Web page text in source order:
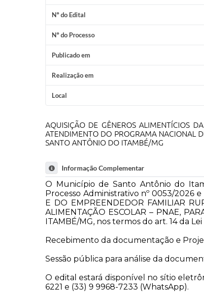
Nº do Edital
Nº do Processo
Publicado em
Realização em
Local
AQUISIÇÃO DE GÊNEROS ALIMENTÍCIOS
ATENDIMENTO DO PROGRAMA NACIONAL
SANTO ANTÔNIO DO ITAMBÉ/MG
Informação Complementar
O Município de Santo Antônio do
Processo Administrativo nº 0053/2026 e
E DO EMPREENDEDOR FAMILIAR
ALIMENTAÇÃO ESCOLAR – PNAE,
ITAMBÉ/MG, nos termos do art. 14 da
Recebimento da documentação e
Sessão pública para análise da
O edital estará disponível no sítio
6221 e (33) 9 9968-7233 (WhatsApp).